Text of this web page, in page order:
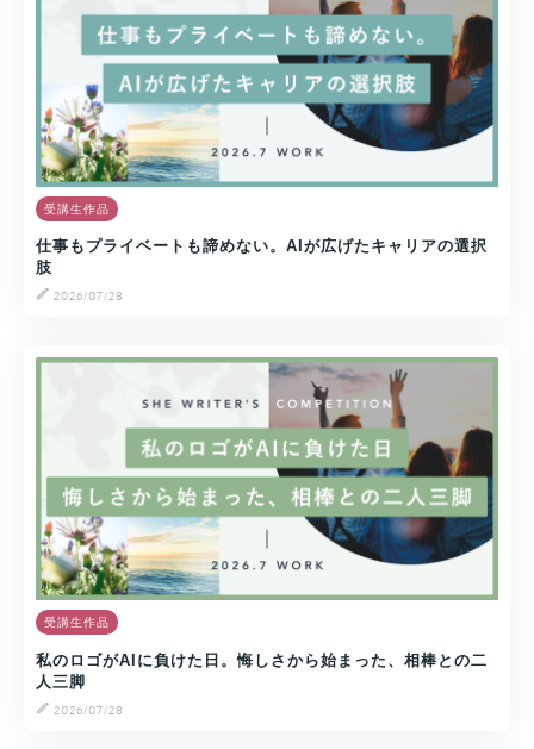
受講生作品
仕事もプライベートも諦めない。AIが広げたキャリアの選択
肢
2026/07/28
受講生作品
私のロゴがAIに負けた日。悔しさから始まった、相棒との二
人三脚
2026/07/28